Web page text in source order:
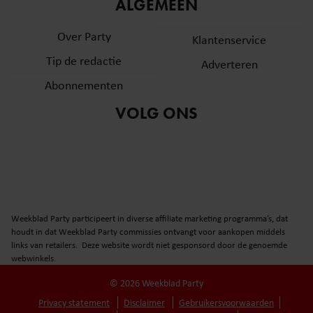
partners kunnen deze gegevens combineren met andere
verzameld op basis van uw gebruik van hun services. U
gaat akkoord met onze cookies als u onze website blijft
ALGEMEEN
Over Party
Tip de redactie
Abonnementen
Klantenservice
Adverteren
VOLG ONS
Weekblad Party participeert in diverse affiliate marketing programma’s, dat
houdt in dat Weekblad Party commissies ontvangt voor aankopen middels
links van retailers. Deze website wordt niet gesponsord door de genoemde
webwinkels.
© 2026 Weekblad Party
Privacy statement
Disclaimer
Gebruikersvoorwaarden